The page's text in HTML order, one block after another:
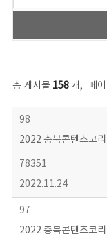
총 게시물 158개, 페이
콘텐츠이슈 목록 - 번호, 제목, 작성자, 파일, 조회수, 작성일 정보 제공
98
2022 충북콘텐츠코
78351
2022.11.24
97
2022 충북콘텐츠코